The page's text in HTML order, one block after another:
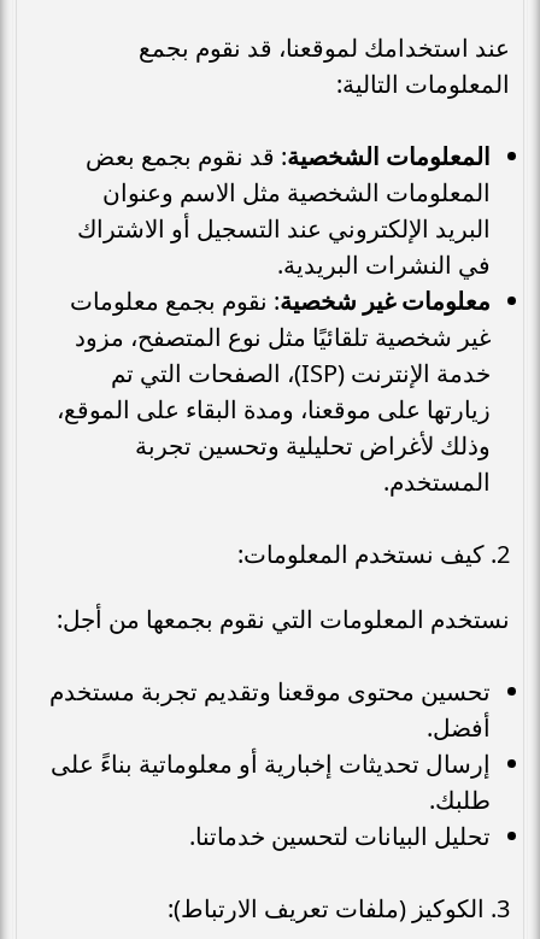
عند استخدامك لموقعنا، قد نقوم بجمع
المعلومات التالية:
المعلومات الشخصية: قد نقوم بجمع بعض
المعلومات الشخصية مثل الاسم وعنوان
البريد الإلكتروني عند التسجيل أو الاشتراك
في النشرات البريدية.
معلومات غير شخصية: نقوم بجمع معلومات
غير شخصية تلقائيًا مثل نوع المتصفح، مزود
خدمة الإنترنت (ISP)، الصفحات التي تم
زيارتها على موقعنا، ومدة البقاء على الموقع،
وذلك لأغراض تحليلية وتحسين تجربة
المستخدم.
2. كيف نستخدم المعلومات:
نستخدم المعلومات التي نقوم بجمعها من أجل:
تحسين محتوى موقعنا وتقديم تجربة مستخدم
أفضل.
إرسال تحديثات إخبارية أو معلوماتية بناءً على
طلبك.
تحليل البيانات لتحسين خدماتنا.
3. الكوكيز (ملفات تعريف الارتباط):